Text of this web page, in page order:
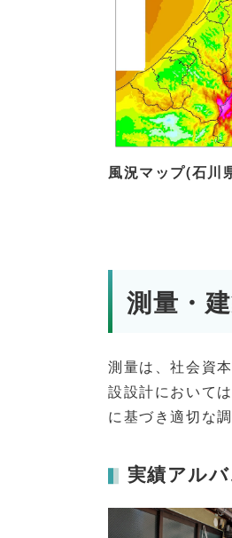
風況マップ(石川
測量・
測量は、社会資
設設計において
に基づき適切な
実績アル